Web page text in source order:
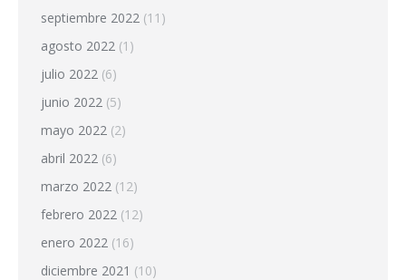
septiembre 2022 (11)
agosto 2022 (1)
julio 2022 (6)
junio 2022 (5)
mayo 2022 (2)
abril 2022 (6)
marzo 2022 (12)
febrero 2022 (12)
enero 2022 (16)
diciembre 2021 (10)